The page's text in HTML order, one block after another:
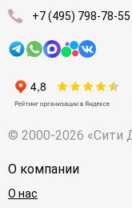
+7 (495) 798-78-55
© 2000-2026 «Сити
О компании
О нас